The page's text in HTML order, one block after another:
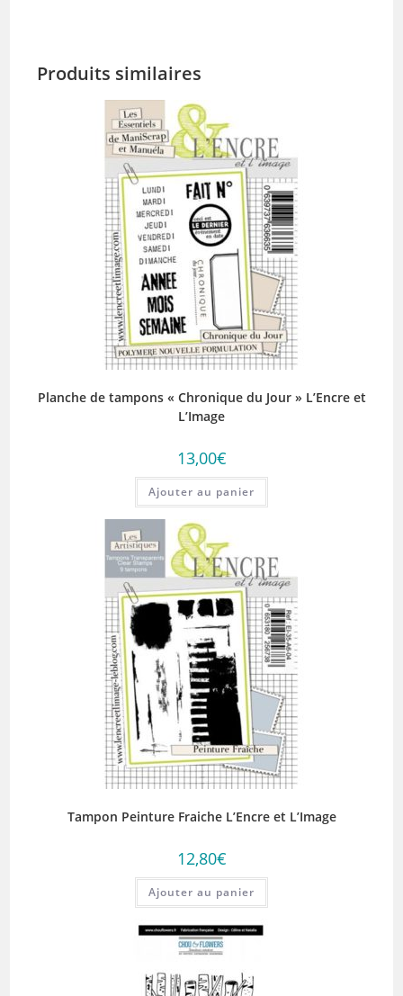
Produits similaires
Planche de tampons « Chronique du Jour » L’Encre et
L’Image
13,00€
Ajouter au panier
Tampon Peinture Fraiche L’Encre et L’Image
12,80€
Ajouter au panier